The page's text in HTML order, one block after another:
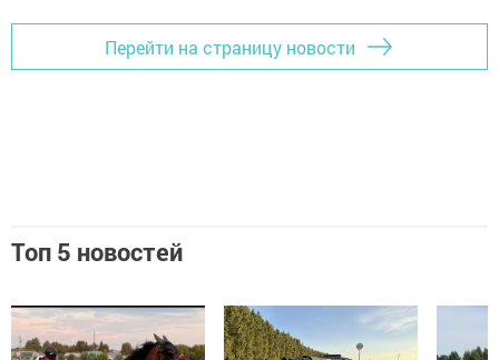
Перейти на страницу новости
Топ 5 новостей